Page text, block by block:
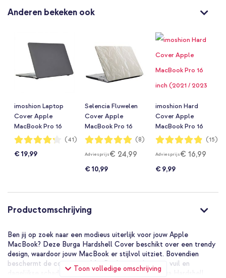
Anderen bekeken ook
imoshion Laptop
Cover Apple
MacBook Pro 16
inch (2021 / 2023
2026 M5) - Zwart
Waardering:
84%
(41)
€ 19,99
Selencia Fluwelen
Cover Apple
MacBook Pro 16
inch (2021 / 2023
2026 M5) - Beige
Waardering:
100%
(8)
Adviesprijs€ 24,99
€ 10,99
imoshion Hard
Cover Apple
MacBook Pro 16
inch (2021 / 2023
2026 M5) -
Lavender Lilac
Waardering:
97%
(15)
Adviesprijs€ 16,99
€ 9,99
Productomschrijving
Toon volledige omschrijving
Ben jij op zoek naar een modieus uiterlijk voor jouw Apple
MacBook? Deze Burga Hardshell Cover beschikt over een trendy
design, waardoor jouw MacBook er stijlvol uitziet. Bovendien
beschermt de cover jouw MacBook tegen krassen, vuil en
dagelijkse schade. Een groot voordeel van de Burga Hardshell